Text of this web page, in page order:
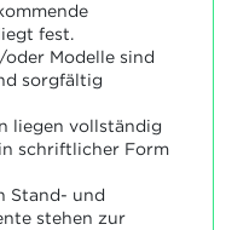
fest.
Modelle sind
sorgfältig
liegen vollständig
schriftlicher Form
Stand- und
stehen zur